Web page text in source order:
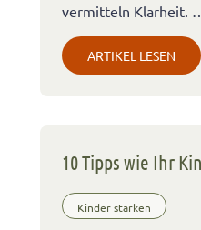
vermitteln Klarheit. …
ARTIKEL LESEN
10 Tipps wie Ihr
Kinder stärken